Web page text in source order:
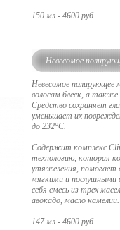
150 мл - 4600 руб
Невесомое
Невесомое полирующее
волосам блеск, а также
Средство сохраняет
уменьшает их
до 232°C.
Содержит комплекс
технологию, которая
утяжеления, помогает
мягкими и послушными
себя смесь из трех
авокадо, масло камелии.
147 мл - 4600 руб